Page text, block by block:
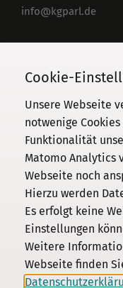
info@kgparl.de
030 / 206 33
Kommission
Institut
Forschung
Publikationen
Datenschutz
Impressum
Cookie-
Unsere Webseite
notwenige
Funktionalität
Matomo Analytics
Webseite noch
Hierzu werden
Es erfolgt keine
Einstellungen
Weitere
Webseite finden